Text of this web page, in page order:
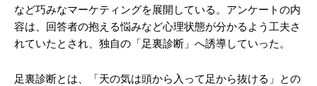
など巧みなマーケティングを展開している。アンケートの内
容は、回答者の抱える悩みなど心理状態が分かるよう工夫さ
れていたとされ、独自の「足裏診断」へ誘導していった。
足裏診断とは、「天の気は頭から入って足から抜ける」との